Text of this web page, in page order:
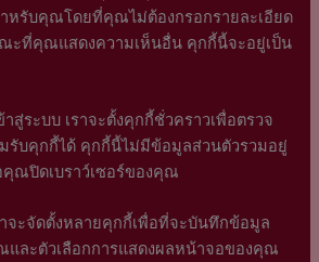
หรับคุณโดยที่คุณไม่ต้องกรอกรายละเอียด
ะที่คุณแสดงความเห็นอื่น คุกกี้นี้จะอยู่เป็น
สู่ระบบ เราจะตั้งคุกกี้ชั่วคราวเพื่อตรวจ
มรับคุกกี้ได้ คุกกี้นี้ไม่มีข้อมูลส่วนตัวรวมอยู่
คุณปิดเบราว์เซอร์ของคุณ
จะจัดตั้งหลายคุกกี้เพื่อที่จะบันทึกข้อมูล
และตัวเลือกการแสดงผลหน้าจอของคุณ